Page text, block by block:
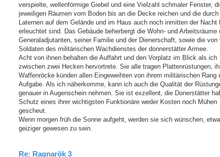
verspielte, wellenförmige Giebel und eine Vielzahl schmaler Fenster,
jeweiligen Räumen vom Boden bis an die Decke reichen und die durch
Laternen auf dem Gelände und im Haus auch noch inmitten der Nacht
erleuchtet sind. Das Gebäude beherbergt die Wohn- und Arbeitsräume
Generaladjutanten, seiner Familie und der Dienerschaft, sowie die von
Soldaten des militärischen Wachdienstes der donnerstätter Armee.
Acht von ihnen behalten die Auffahrt und den Vorplatz im Blick als ich
zwischen zwei Hecken hervortrete. Sie alle tragen Plattenrüstungen,
Waffenröcke künden allen Eingeweihten von ihrem militärischen Rang
Aufgabe. Als ich näherkomme, kann ich auch die Qualität der
genauer in Augenschein nehmen. Sie ist exzellent, die Donerstätter
Schutz eines ihrer wichtigsten Funktionäre weder Kosten noch Mühen
gescheut.
Wenn morgen früh die Sonne aufgeht, werden sie sich wünschen,
geiziger gewesen zu sein.
Re: Ragnarök 3